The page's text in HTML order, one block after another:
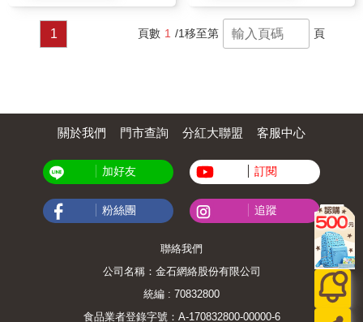
1 頁數 1 /1移至第 頁
關於我們 門市查詢 分紅大聯盟 客服中心
加好友 訂閱
粉絲團 追蹤
聯絡我們
公司名稱：金石網絡股份有限公司
統編 : 70832800
食品業者登錄字號：A-170832800-00000-6